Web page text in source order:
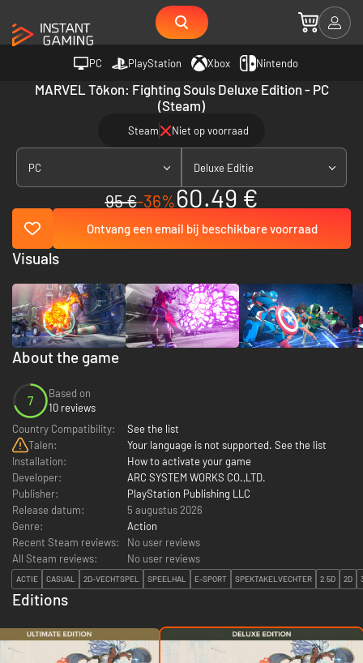
PC PlayStation Xbox Nintendo
MARVEL Tōkon: Fighting Souls Deluxe Edition - PC
(Steam)
Steam Niet op voorraad
PC Deluxe Editie
95 €-36%60.49 €
Ontvang een email bij beschikbare voorraad
About the game
7
Based on
10 reviews
Country Compatibility:
See the list
Talen:
Your language is not supported. See the list
Installation:
How to activate your game
Developer:
ARC SYSTEM WORKS CO.,LTD.
Publisher:
PlayStation Publishing LLC
Release datum:
5 augustus 2026
Genre:
Action
Recent Steam reviews:
No user reviews
All Steam reviews:
No user reviews
ACTIE CASUAL 2D-VECHTSPEL SPEELHAL E-SPORT SPEKTAKELVECHTER 2.5D 2D
Editions
Visuals